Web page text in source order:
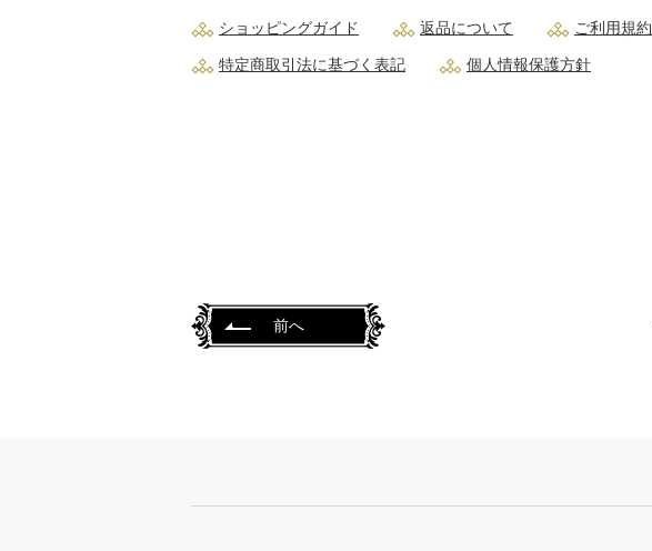
ショッピングガイド 返品について ご利用規約
特定商取引法に基づく表記 個人情報保護方針
前へ